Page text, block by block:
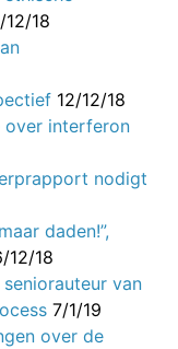
12/18
12/12/18
over interferon
nodigt
daden!”,
12/18
van
7/1/19
over de